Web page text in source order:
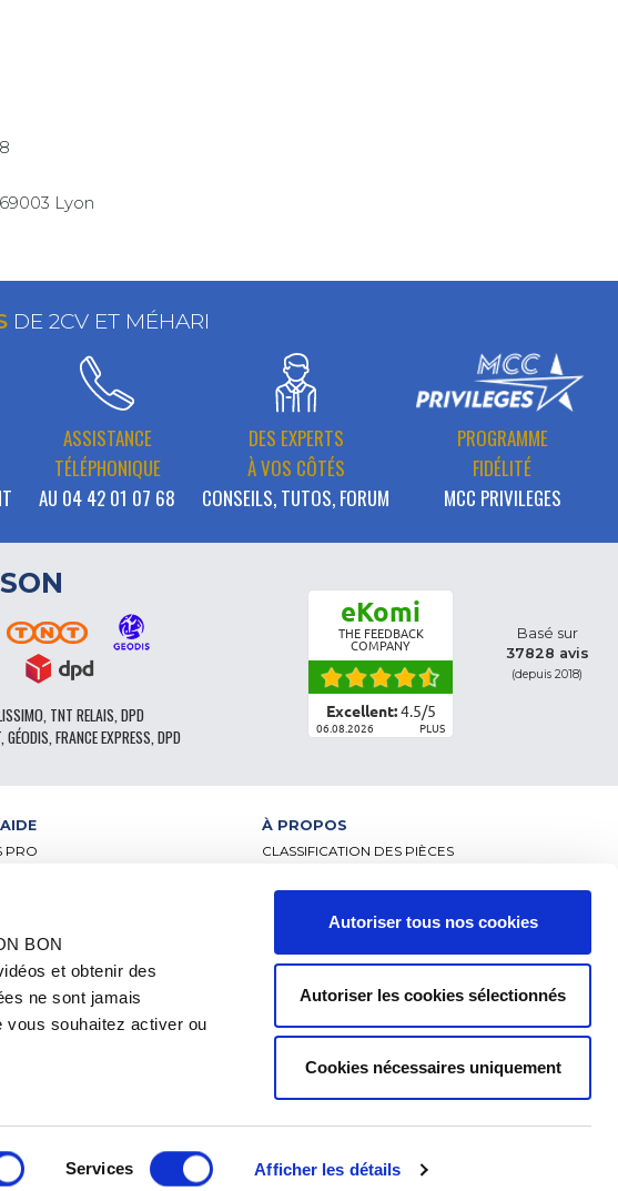
BON
et obtenir des
ne sont jamais
vous souhaitez activer ou
Services Afficher les détails
Autoriser tous nos cookies
Autoriser les cookies sélectionnés
Cookies nécessaires uniquement
Lyon
DE 2CV ET MÉHARI
ASSISTANCE
TÉLÉPHONIQUE
AU 04 42 01 07 68
DES EXPERTS
À VOS CÔTÉS
CONSEILS, TUTOS, FORUM
PROGRAMME
FIDÉLITÉ
MCC PRIVILEGES
TNT RELAIS, DPD
GÉODIS, FRANCE EXPRESS, DPD
eKomi
THE FEEDBACK
COMPANY
Excellent:4.5/5
06.08.2026 PLUS
Basé sur
37828 avis
(depuis 2018)
PRO
PERFORMANCE
À PROPOS
CLASSIFICATION DES PIÈCES
CGV – CLIENTS PROFESSIONNELS
MENTIONS LÉGALES
DONNÉES PERSONNELLES ET COOKIES
FRAIS DE LIVRAISON
SAVOIR PLUS